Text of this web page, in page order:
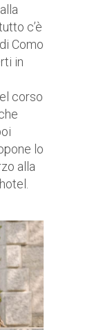
c’è
Como
in
corso
lo
alla